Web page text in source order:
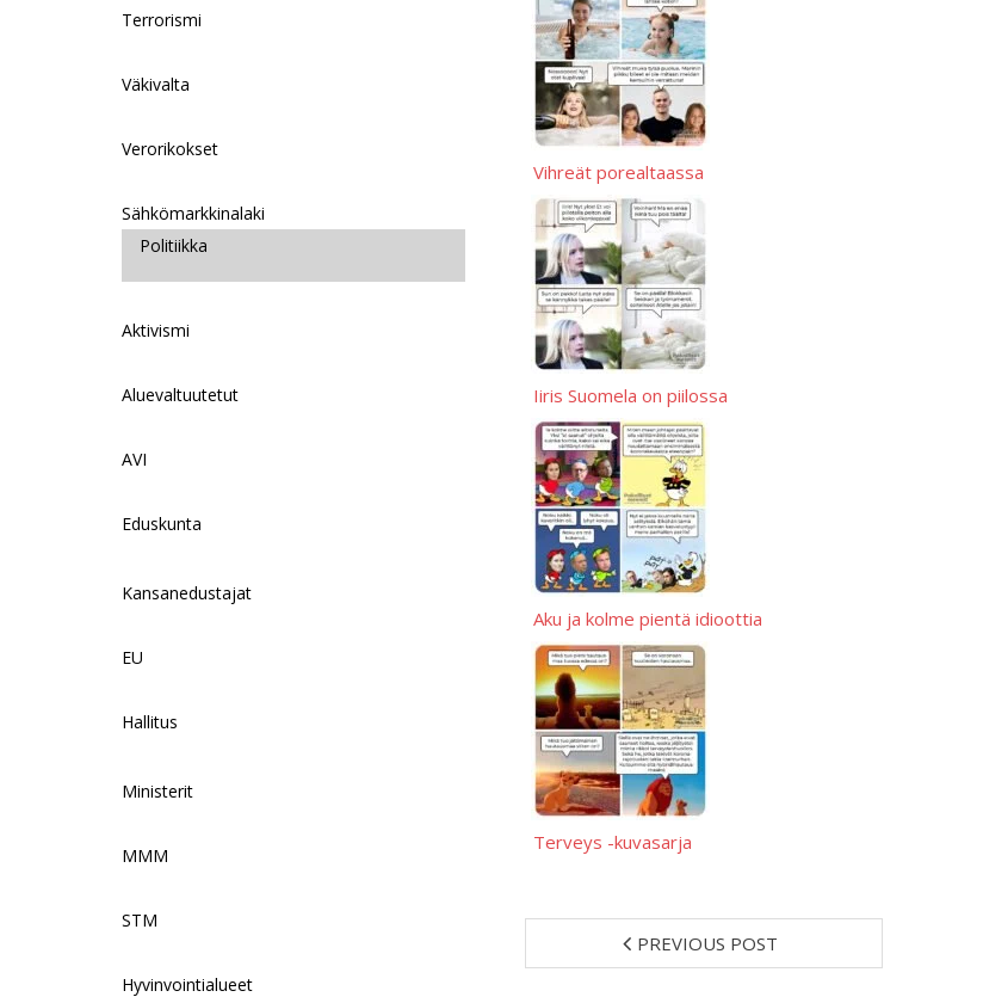
Vihreät porealtaassa
Iiris Suomela on piilossa
Aku ja kolme pientä idioottia
Terveys -kuvasarja
PREVIOUS POST
Terrorismi
Väkivalta
Verorikokset
Sähkömarkkinalaki
Politiikka
Aktivismi
Aluevaltuutetut
AVI
Eduskunta
Kansanedustajat
EU
Hallitus
Ministerit
MMM
STM
Hyvinvointialueet